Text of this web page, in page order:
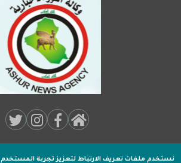
Media:
نستخدم ملفات تعريف الارتباط لتعزيز تجربة